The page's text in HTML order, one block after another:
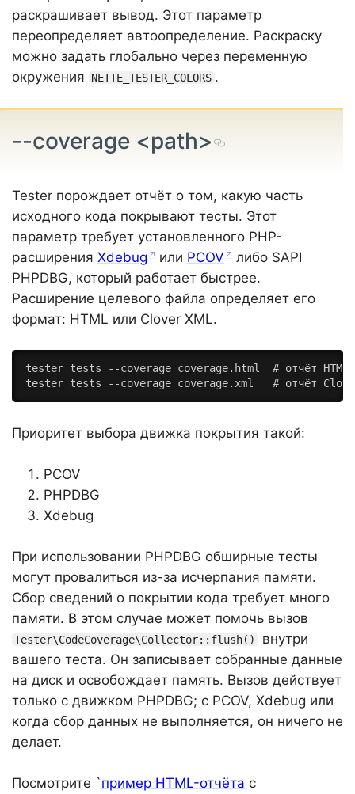
раскрашивает вывод. Этот параметр
переопределяет автоопределение. Раскраску
можно задать глобально через переменную
окружения
NETTE_TESTER_COLORS .
--coverage <path>
Tester порождает отчёт о том, какую часть
исходного кода покрывают тесты. Этот
параметр требует установленного PHP-
расширения Xdebug или PCOV
либо SAPI
PHPDBG, который работает быстрее.
Расширение целевого файла определяет его
формат: HTML или Clover XML.
tester tests --coverage coverage.html  # отчёт HTML
tester tests --coverage coverage.xml   # отчёт
Приоритет выбора движка покрытия такой:
PCOV
PHPDBG
Xdebug
При использовании PHPDBG обширные тесты
могут провалиться из-за исчерпания памяти.
Сбор сведений о покрытии кода требует много
памяти. В этом случае может помочь вызов
Tester\CodeCoverage\Collector::flush()
внутри
вашего теста. Он записывает собранные данные
на диск и освобождает память. Вызов действует
только с движком PHPDBG; с PCOV, Xdebug или
когда сбор данных не выполняется, он ничего не
делает.
Посмотрите `пример HTML-отчёта с